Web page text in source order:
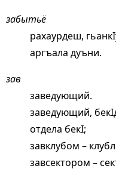
забытьё
рахаурдеш,
аргъала дуъни.
зав
заведующий.
заведующий,
отдела бекI;
завклубом –
завсектором –